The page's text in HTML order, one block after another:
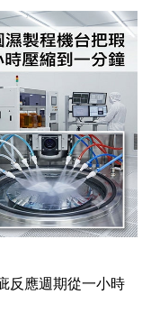
反應週期從一小時